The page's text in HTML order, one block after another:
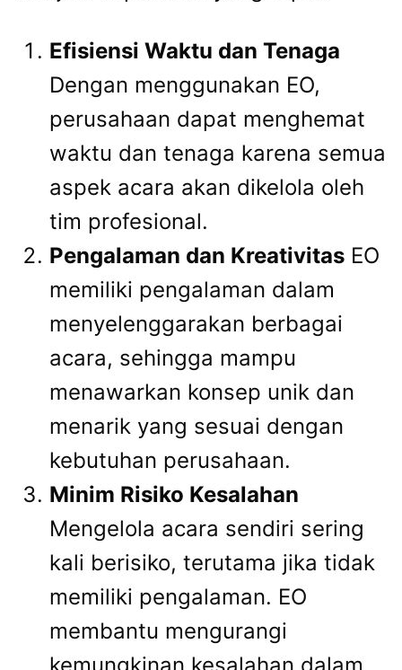
Efisiensi Waktu dan Tenaga
Dengan menggunakan EO,
perusahaan dapat menghemat
waktu dan tenaga karena semua
aspek acara akan dikelola oleh
tim profesional.
Pengalaman dan Kreativitas EO
memiliki pengalaman dalam
menyelenggarakan berbagai
acara, sehingga mampu
menawarkan konsep unik dan
menarik yang sesuai dengan
kebutuhan perusahaan.
Minim Risiko Kesalahan
Mengelola acara sendiri sering
kali berisiko, terutama jika tidak
memiliki pengalaman. EO
membantu mengurangi